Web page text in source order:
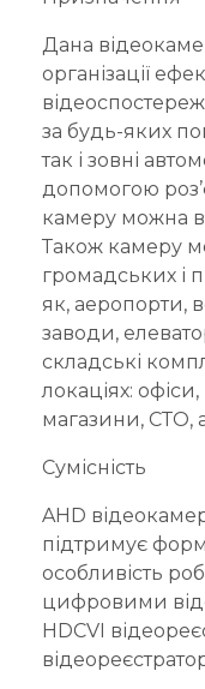
Дана
організації
за будь-яких
так і зовні
допомогою
камеру можна
Також камеру
громадських і
як, аеропорти,
заводи,
складські
локаціях:
магазини, СТО,
Сумісність
AHD
підтримує
особливість
цифровими
HDCVI